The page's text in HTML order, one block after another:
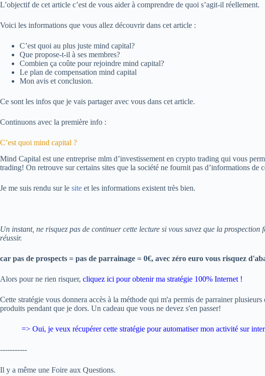
L’objectif de cet article c’est de vous aider à comprendre de quoi s’agit-il réellement.
Voici les informations que vous allez découvrir dans cet article :
C’est quoi au plus juste mind capital?
Que propose-t-il à ses membres?
Combien ça coûte pour rejoindre mind capital?
Le plan de compensation mind capital
Mon avis et conclusion.
Ce sont les infos que je vais partager avec vous dans cet article.
Continuons avec la première info :
C’est quoi mind capital ?
Mind Capital est une entreprise mlm d’investissement en crypto trading qui vous
trading! On retrouve sur certains sites que la société ne fournit pas d’informations de
Je me suis rendu sur le site et les informations existent très bien.
Un instant, ne risquez pas de continuer cette lecture si vous savez que la prospection
réussir.
car pas de prospects = pas de parrainage = 0€, avec zéro euro vous risquez
Alors pour ne rien risquer, cliquez ici pour obtenir ma stratégie 100% Internet !
Cette stratégie vous donnera accès à la méthode qui m'a permis de parrainer
produits pendant que je dors. Un cadeau que vous ne devez s'en passer!
=> Oui, je veux récupérer cette stratégie pour automatiser mon activité sur
-----------
Il y a même une Foire aux Questions.